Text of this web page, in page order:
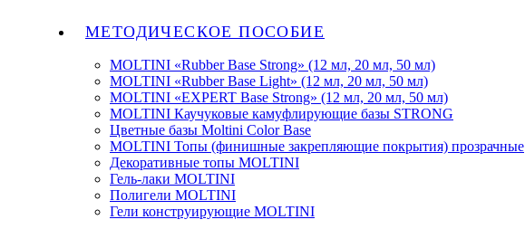
МЕТОДИЧЕСКОЕ ПОСОБИЕ
MOLTINI «Rubber Base Strong» (12 мл, 20 мл, 50 мл)
MOLTINI «Rubber Base Light» (12 мл, 20 мл, 50 мл)
MOLTINI «EXPERT Base Strong» (12 мл, 20 мл, 50 мл)
MOLTINI Каучуковые камуфлирующие базы STRONG
Цветные базы Moltini Color Base
MOLTINI Топы (финишные закрепляющие покрытия) прозрачные
Декоративные топы MOLTINI
Гель-лаки MOLTINI
Полигели MOLTINI
Гели конструирующие MOLTINI